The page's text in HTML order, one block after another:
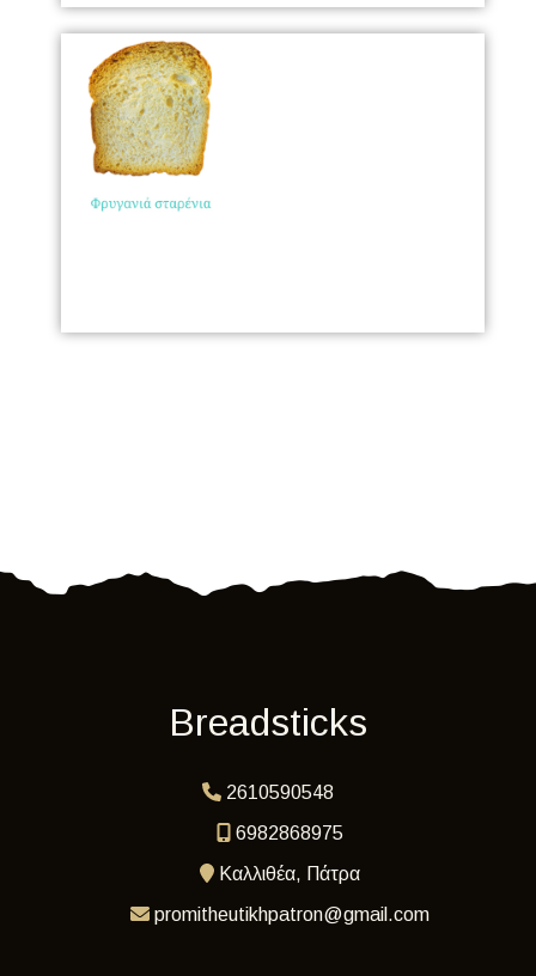
Breadsticks
2610590548
6982868975
Καλλιθέα, Πάτρα
promitheutikhpatron@gmail.com